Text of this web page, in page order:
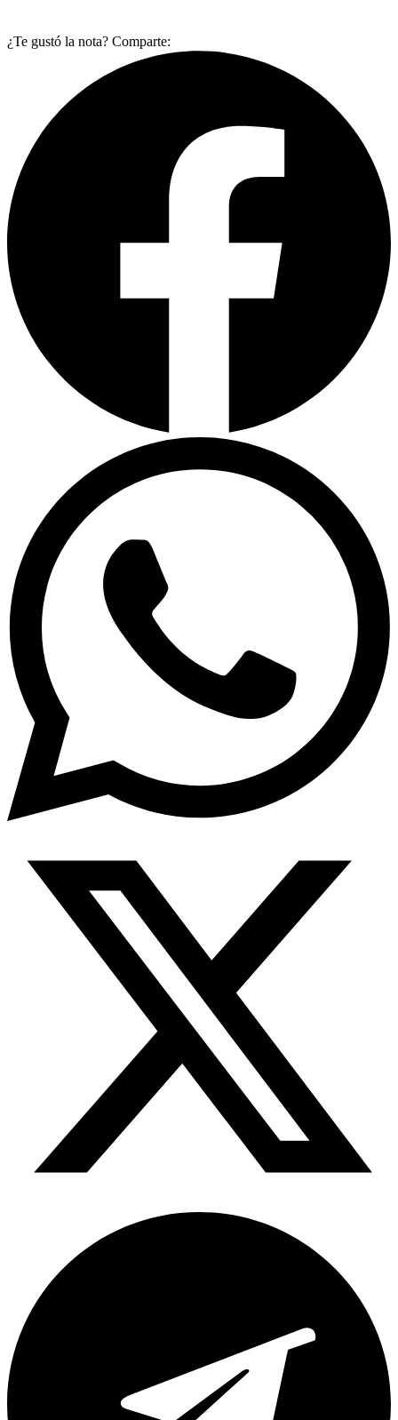
¿Te gustó la nota? Comparte: